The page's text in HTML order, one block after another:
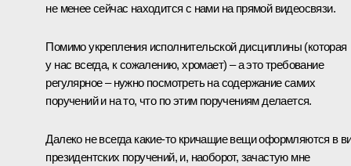
не менее сейчас находится с нами на прямой видеосвязи.
Помимо укрепления исполнительской дисциплины (которая
у нас всегда, к сожалению, хромает) – а это требование
регулярное – нужно посмотреть на содержание самих
поручений и на то, что по этим поручениям делается.
Далеко не всегда какие‑то кричащие вещи оформляются в
президентских поручений, и, наоборот, зачастую мне